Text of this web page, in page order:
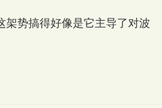
架势搞得好像是它主导了对波